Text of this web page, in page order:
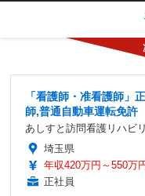
「看護師・准看護師」
師,普通自動車運転免許
あしすと訪問看護リハビ
埼玉県
年収420万円～550万
正社員